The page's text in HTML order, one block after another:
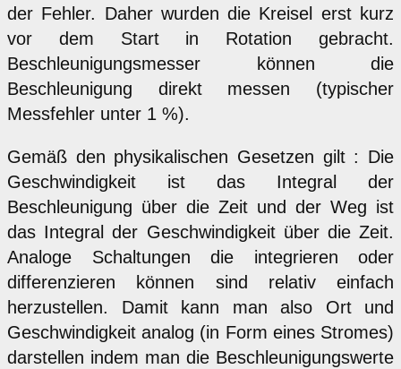
der Fehler. Daher wurden die Kreisel erst kurz
vor dem Start in Rotation gebracht.
Beschleunigungsmesser können die
Beschleunigung direkt messen (typischer
Messfehler unter 1 %).
Gemäß den physikalischen Gesetzen gilt : Die
Geschwindigkeit ist das Integral der
Beschleunigung über die Zeit und der Weg ist
das Integral der Geschwindigkeit über die Zeit.
Analoge Schaltungen die integrieren oder
differenzieren können sind relativ einfach
herzustellen. Damit kann man also Ort und
Geschwindigkeit analog (in Form eines Stromes)
darstellen indem man die Beschleunigungswerte